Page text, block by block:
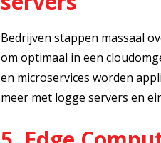
Bedrijven stappen massaal
om optimaal in een
en microservices worden
meer met logge servers en